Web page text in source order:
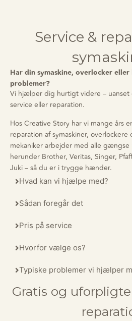
Service &
Har din symaskine, overlocker
problemer?
Vi hjælper dig hurtigt videre –
service eller reparation.
Hos Creative Story har vi mange års
reparation af symaskiner,
mekaniker arbejder med alle
herunder Brother, Veritas, Singer,
Juki – så du er i trygge hænder.
Hvad kan vi hjælpe med?
Sådan foregår det
Pris på service
Hvorfor vælge os?
Typiske problemer vi hjælper
Gratis og